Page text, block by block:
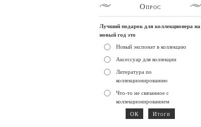
Опрос
Лучший подарок для коллекционера на
новый год это
Новый экспонат в коллекцию
Аксессуар для коллекции
Литература по
коллекционированию
Что-то не связанное с
коллекционированием